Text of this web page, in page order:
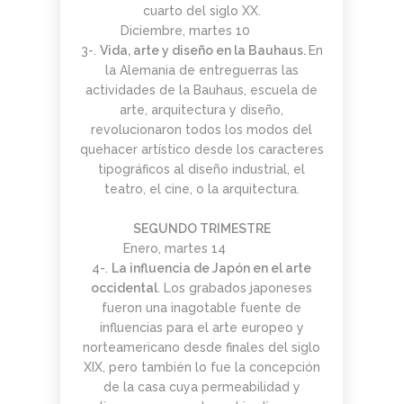
cuarto del siglo XX.
Diciembre, martes 10
3-. Vida, arte y diseño en la Bauhaus. En
la Alemania de entreguerras las
actividades de la Bauhaus, escuela de
arte, arquitectura y diseño,
revolucionaron todos los modos del
quehacer artístico desde los caracteres
tipográficos al diseño industrial, el
teatro, el cine, o la arquitectura.
SEGUNDO TRIMESTRE
Enero, martes 14
4-.
La influencia de Japón en el arte
occidental . Los grabados japoneses
fueron una inagotable fuente de
influencias para el arte europeo y
norteamericano desde finales del siglo
XIX, pero también lo fue la concepción
de la casa cuya permeabilidad y